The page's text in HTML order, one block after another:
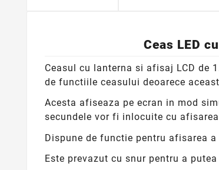
Ceas LED
Ceasul cu lanterna si afisaj LCD de
de functiile ceasului deoarece
Acesta afiseaza pe ecran in mod
secundele vor fi inlocuite cu
Dispune de functie pentru afisarea
Este prevazut cu snur pentru a